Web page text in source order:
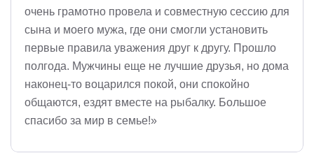
очень грамотно провела и совместную сессию для
сына и моего мужа, где они смогли установить
первые правила уважения друг к другу. Прошло
полгода. Мужчины еще не лучшие друзья, но дома
наконец-то воцарился покой, они спокойно
общаются, ездят вместе на рыбалку. Большое
спасибо за мир в семье!»